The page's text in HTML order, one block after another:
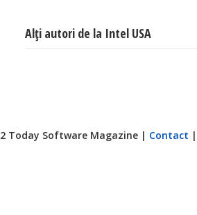
Alţi autori de la Intel USA
Today Software Magazine | Contact